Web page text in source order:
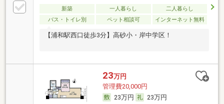
新築 一人暮らし
二人暮らし
バス・トイレ別
ペット相談可 インターネット無料
【浦和駅西口徒歩3分】高砂小・岸中学区！
23万円
管理費20,000円
23万円
23万円